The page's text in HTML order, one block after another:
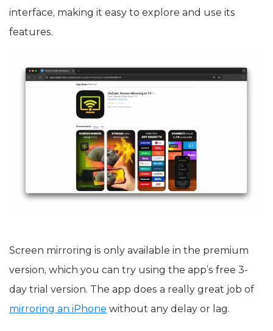
interface, making it easy to explore and use its
features.
Screen mirroring is only available in the premium
version, which you can try using the app’s free 3-
day trial version. The app does a really great job of
mirroring an iPhone without any delay or lag.